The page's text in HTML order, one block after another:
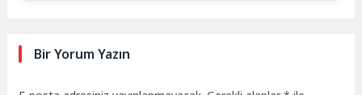
Bir Yorum Yazın